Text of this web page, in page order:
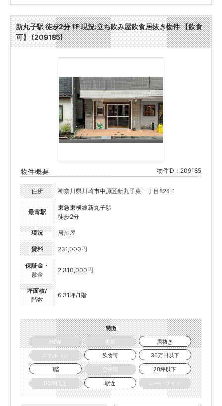
新丸子駅 徒歩2分 1F 現況:立ち飲み屋飲食居抜き物件 【飲食
可】 (209185)
物件概要 物件ID：209185
住所 神奈川県川崎市中原区新丸子東一丁目826-1
最寄駅
東急東横線新丸子駅
徒歩2分
現況 居酒屋
賃料 231,000円
保証金・
敷金
2,310,000円
坪面積/
階数
6.31坪/1階
特徴
NEW
更新
居抜き
スケルトン
飲食可
30万円以下
1階
空中階
20坪以下
50坪以上
駅近 ロードサイド